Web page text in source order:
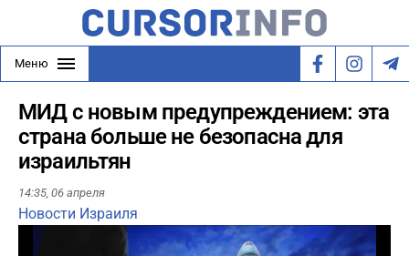
Меню
МИД с новым предупреждением: эта
страна больше не безопасна для
израильтян
14:35, 06 апреля
Новости Израиля